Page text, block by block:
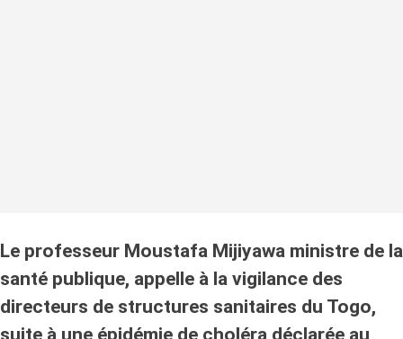
Le professeur Moustafa Mijiyawa ministre de la
santé publique, appelle à la vigilance des
directeurs de structures sanitaires du Togo,
suite à une épidémie de choléra déclarée au